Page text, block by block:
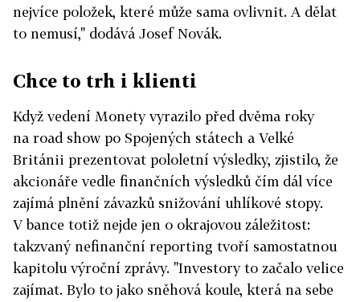
nejvíce položek, které může sama ovlivnit. A dělat
to nemusí," dodává Josef Novák.
Chce to trh i klienti
Když vedení Monety vyrazilo před dvěma roky
na road show po Spojených státech a Velké
Británii prezentovat pololetní výsledky, zjistilo, že
akcionáře vedle finančních výsledků čím dál více
zajímá plnění závazků snižování uhlíkové stopy.
V bance totiž nejde jen o okrajovou záležitost:
takzvaný nefinanční reporting tvoří samostatnou
kapitolu výroční zprávy. "Investory to začalo velice
zajímat. Bylo to jako sněhová koule, která na sebe